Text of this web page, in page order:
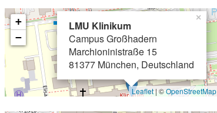
LMU Klinikum
Campus Großhadern
Marchioninistraße 15
81377 München, Deutschland
×
+
−
Leaflet | ©OpenStreetMap